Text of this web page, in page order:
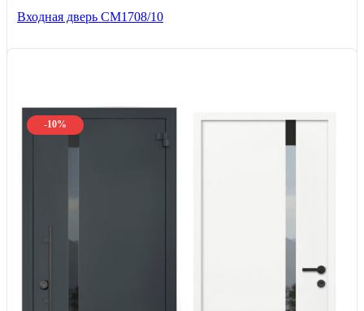
Входная дверь CМ1708/10
-10%